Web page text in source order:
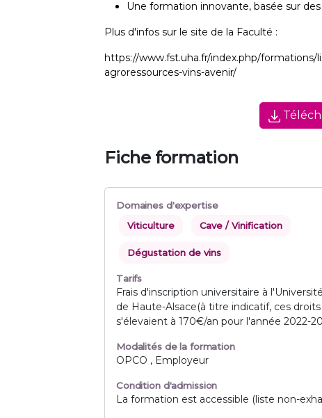
Une formation innovante, basée sur des
Plus d'infos sur le site de la Faculté :
https://www.fst.uha.fr/index.php/
agroressources-vins-avenir/
Fiche formation
Domaines d'expertise
Viticulture
Cave / Vinification
Dégustation de vins
Tarifs
Frais d'inscription universitaire à l'Université
de Haute-Alsace(à titre indicatif, ces droits
s'élevaient à 170€/an pour l'année 2022-
Modalités de la formation
OPCO , Employeur
Condition d'admission
La formation est accessible (liste non-